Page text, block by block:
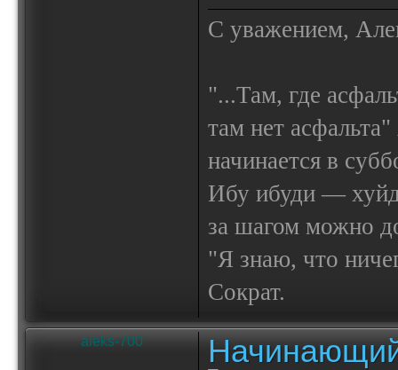
С уважением,
"...Там, где
там нет
начинается в
Ибу ибуди —
за шагом можно
"Я знаю, что
Сократ.
aleks-700